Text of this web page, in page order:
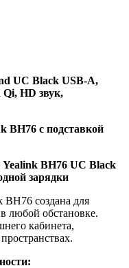
UC Black USB-A,
HD звук,
BH76 с подставкой
Yealink BH76 UC Black
зарядки
BH76 создана для
любой обстановке.
кабинета,